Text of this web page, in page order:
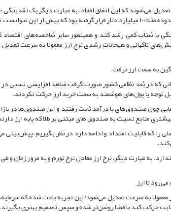
ارز افزایش یابد.
با شتاب کمی رشد کند و همینطور سایر شاخصه‌های اقتصاد
ناگهانی و هیجانات رشدی نرخ ارز معمولا به سرعت
که در بُعد نظامی کشور صورت گرفت شاهد افزایشی نسبی در
توجه یا پول‌های هوشمند به سمت خرید ارز حرکت نکردند.
چون صندوق‌های با درآمد ثابت رفتند و این صندوق‌ها در
منابع نسبت به صندوق های مبتنی بر طلا که پایه ارز
را که قابلیت امتداد و ادامه دارد در نظر بگیریم،
به عبارت دیگر، نرخ ارز معادل نرخ تورم و به مرور
تا ارز
به سرعت تعدیل می‌شود؛ این تجربه باعث شده که
حرکت کند تا فضا روشن‌تر شده و سپس تصمیم بهتری بگیرند.